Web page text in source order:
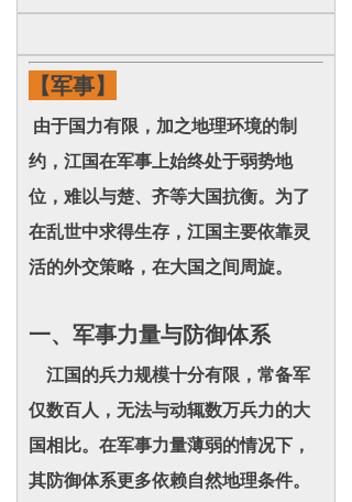
【军事】
由于国力有限，加之地理环境的制
约，江国在军事上始终处于弱势地
位，难以与楚、齐等大国抗衡。为了
在乱世中求得生存，江国主要依靠灵
活的外交策略，在大国之间周旋。
一、军事力量与防御体系
江国的兵力规模十分有限，常备军
仅数百人，无法与动辄数万兵力的大
国相比。在军事力量薄弱的情况下，
其防御体系更多依赖自然地理条件。